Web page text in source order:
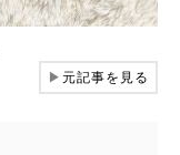
▶元記事を見る